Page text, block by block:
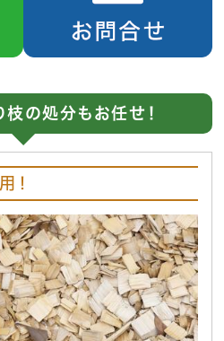
の処分もお任せ！
！